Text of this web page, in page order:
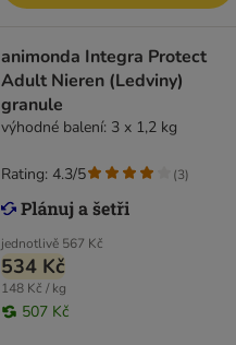
animonda Integra Protect
Adult Nieren (Ledviny)
granule
výhodné balení: 3 x 1,2 kg
jednotlivě 567 Kč
534 Kč
148 Kč / kg
507 Kč
Rating: 4.3/5 (3)